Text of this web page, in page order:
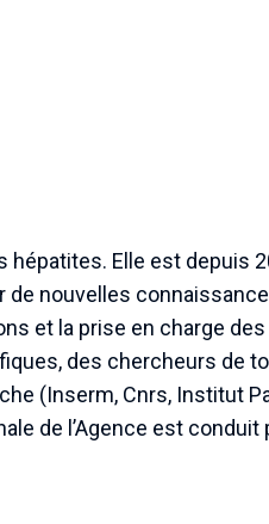
hépatites. Elle est depuis
de nouvelles
et la prise en charge des
des chercheurs de
(Inserm, Cnrs, Institut
de l’Agence est conduit